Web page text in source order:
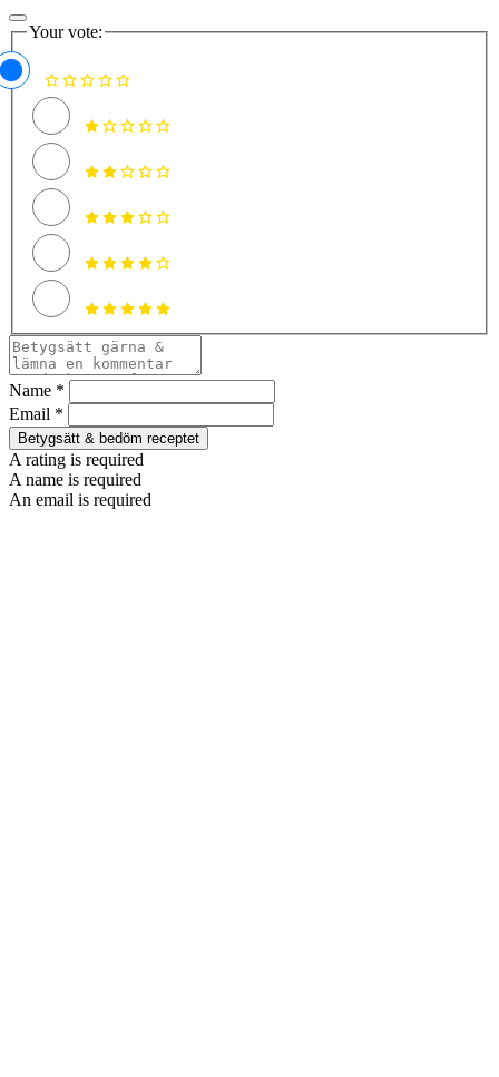
Your vote:
Name *
Email *
Betygsätt & bedöm receptet
A rating is required
A name is required
An email is required